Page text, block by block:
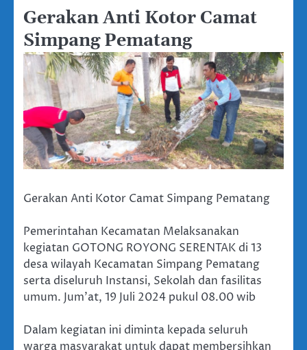
Gerakan Anti Kotor Camat
Simpang Pematang
Gerakan Anti Kotor Camat Simpang Pematang
Pemerintahan Kecamatan Melaksanakan
kegiatan GOTONG ROYONG SERENTAK di 13
desa wilayah Kecamatan Simpang Pematang
serta diseluruh Instansi, Sekolah dan fasilitas
umum. Jum’at, 19 Juli 2024 pukul 08.00 wib
Dalam kegiatan ini diminta kepada seluruh
warga masyarakat untuk dapat membersihkan